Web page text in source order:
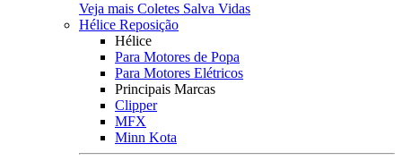
Veja mais Coletes Salva Vidas
Hélice Reposição
Hélice
Para Motores de Popa
Para Motores Elétricos
Principais Marcas
Clipper
MFX
Minn Kota